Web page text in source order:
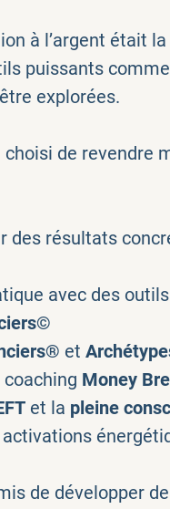
à l’argent était
puissants
explorées.
choisi de revendre
des résultats
avec des
et
Money
et la pleine
de développer